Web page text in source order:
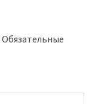
Обязательные